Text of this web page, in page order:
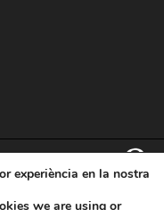
experiència en la nostra
we are using or